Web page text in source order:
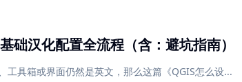
础汉化配置全流程（含：避坑指南）
工具箱或界面仍然是英文，那么这篇《QGIS怎么设...